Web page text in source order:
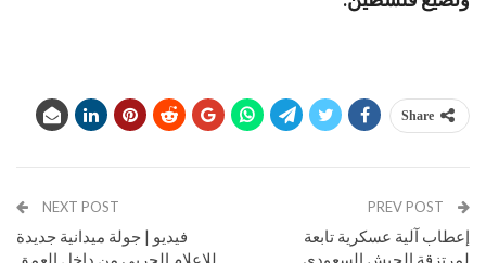
Share
إعطاب آلية عسكرية تابعة
لمرتزقة الجيش السعودي
NEXT POST
فيديو | جولة ميدانية جديدة
للاعلام الحربي من داخل العمق